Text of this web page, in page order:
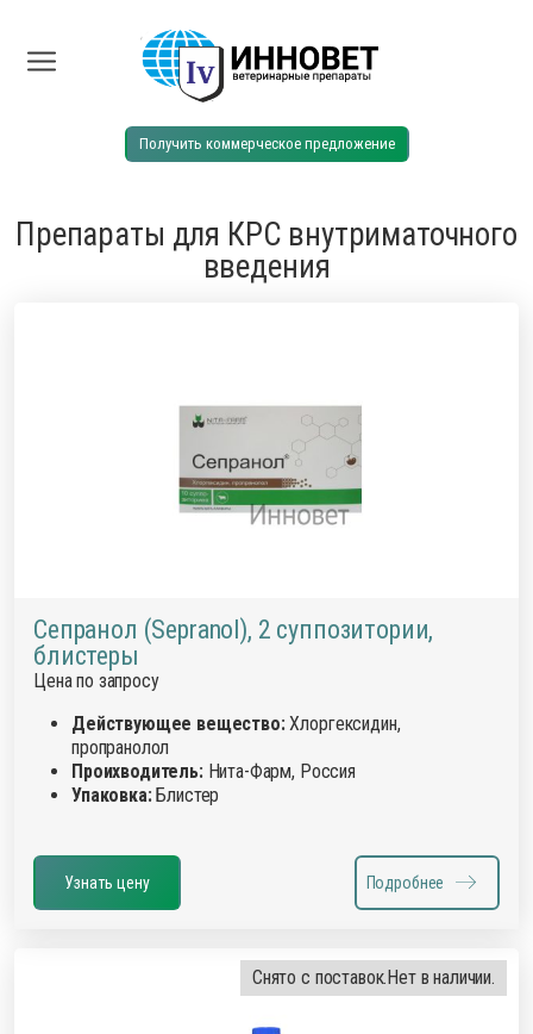
Получить коммерческое предложение
Препараты для КРС внутриматочного
введения
Сепранол (Sepranol), 2 суппозитории,
блистеры
Цена по запросу
Действующее вещество:Хлоргексидин,
пропранолол
Проихводитель:Нита-Фарм, Россия
Упаковка:Блистер
Узнать цену Подробнее
Снято с поставок.Нет в наличии.